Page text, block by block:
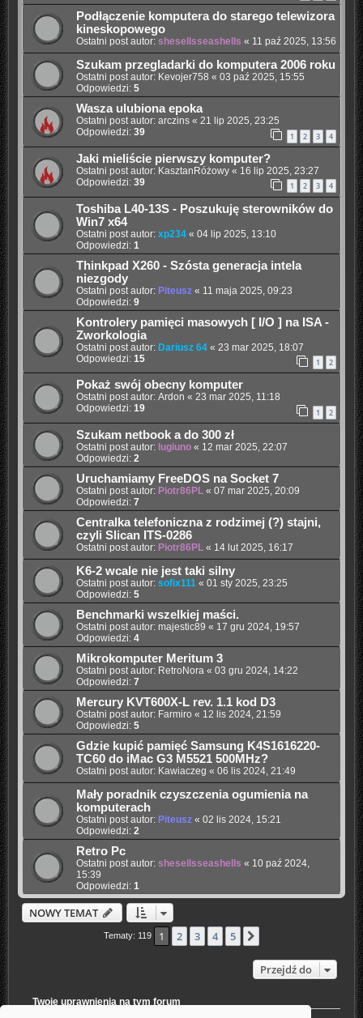
Podłączenie komputera do starego telewizora
kineskopowego
Ostatni post autor: shesellsseashells « 11 paź 2025, 13:56
Szukam przegladarki do komputera 2006 roku
Ostatni post autor: Kevojer758 « 03 paź 2025, 15:55
Odpowiedzi: 5
Wasza ulubiona epoka
Ostatni post autor: arczins« 21 lip 2025, 23:25
Odpowiedzi: 39 1 2 3 4
Jaki mieliście pierwszy komputer?
Ostatni post autor: KasztanRóżowy« 16 lip 2025, 23:27
Odpowiedzi: 39 1 2 3 4
Toshiba L40-13S - Poszukuję sterowników do
Win7 x64
Ostatni post autor: xp234« 04 lip 2025, 13:10
Odpowiedzi: 1
Thinkpad X260 - Szósta generacja intela
niezgody
Ostatni post autor: Piteusz« 11 maja 2025, 09:23
Odpowiedzi: 9
Kontrolery pamięci masowych [ I/O ] na ISA -
Zworkologia
Ostatni post autor: Dariusz 64« 23 mar 2025, 18:07
Odpowiedzi: 15 1 2
Pokaż swój obecny komputer
Ostatni post autor: Ardon « 23 mar 2025, 11:18
Odpowiedzi: 19 1 2
Szukam netbook a do 300 zł
Ostatni post autor: lugiuno« 12 mar 2025, 22:07
Odpowiedzi: 2
Uruchamiamy FreeDOS na Socket 7
Ostatni post autor: Piotr86PL« 07 mar 2025, 20:09
Odpowiedzi: 7
Centralka telefoniczna z rodzimej (?) stajni,
czyli Slican ITS-0286
Ostatni post autor: Piotr86PL« 14 lut 2025, 16:17
K6-2 wcale nie jest taki silny
Ostatni post autor: sofix111« 01 sty 2025, 23:25
Odpowiedzi: 5
Benchmarki wszelkiej maści.
Ostatni post autor: majestic89 « 17 gru 2024, 19:57
Odpowiedzi: 4
Mikrokomputer Meritum 3
Ostatni post autor: RetroNora« 03 gru 2024, 14:22
Odpowiedzi: 7
Mercury KVT600X-L rev. 1.1 kod D3
Ostatni post autor: Farmiro « 12 lis 2024, 21:59
Odpowiedzi: 5
Gdzie kupić pamięć Samsung K4S1616220-
TC60 do iMac G3 M5521 500MHz?
Ostatni post autor: Kawiaczeg « 06 lis 2024, 21:49
Mały poradnik czyszczenia ogumienia na
komputerach
Ostatni post autor: Piteusz« 02 lis 2024, 15:21
Odpowiedzi: 2
Retro Pc
Ostatni post autor: shesellsseashells « 10 paź 2024,
15:39
Odpowiedzi: 1
NOWY TEMAT
Tematy: 119 1 2 3 4 5
Przejdź do
Twoje uprawnienia na tym forum